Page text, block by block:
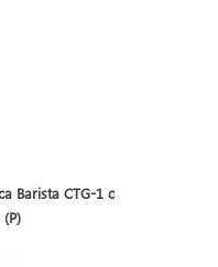
Barista CTG-1 с
(Р)